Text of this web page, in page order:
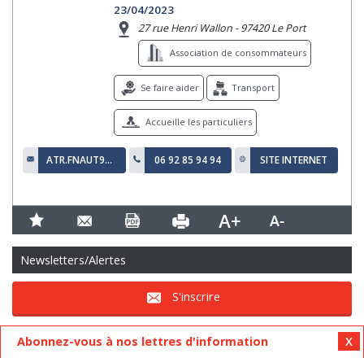
23/04/2023
27 rue Henri Wallon - 97420 Le Port
Association de consommateurs
Se faire aider Transport
Accueille les particuliers
ATR.FNAUT974@GMAIL.COM 06 92 85 94 94 SITE INTERNET
Newsletters/Alertes
S'inscrire
Abonnez-vous à nos lettres d'information